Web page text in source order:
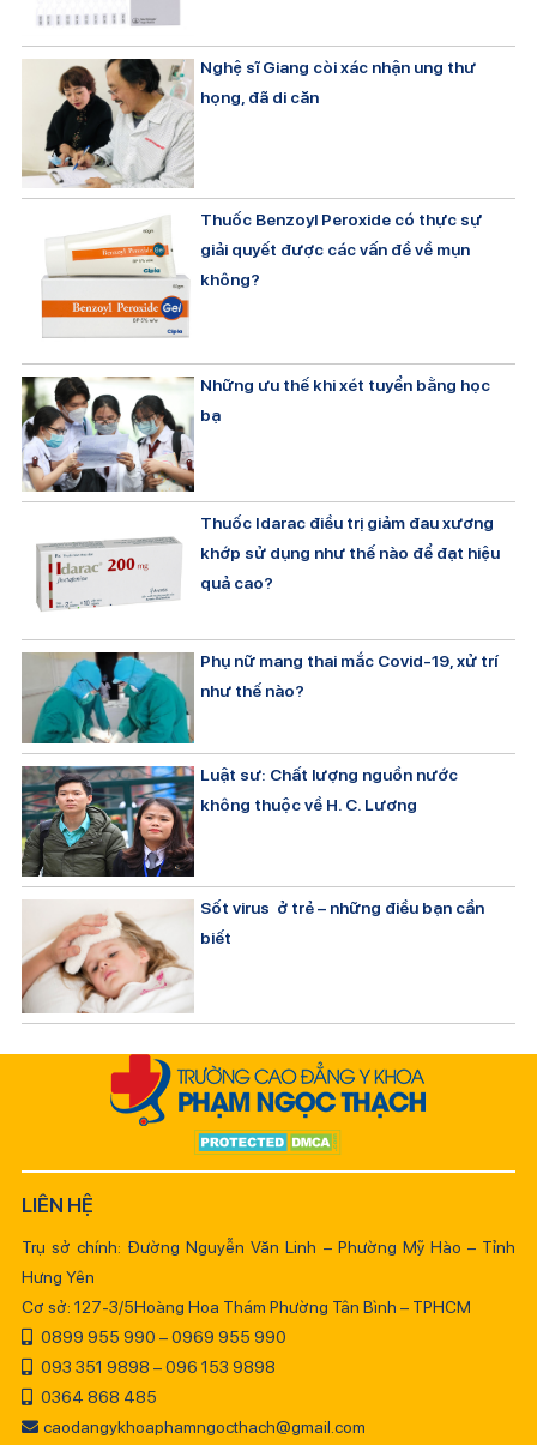
Nghệ sĩ Giang còi xác nhận ung thư
họng, đã di căn
Thuốc Benzoyl Peroxide có thực sự
giải quyết được các vấn đề về mụn
không?
Những ưu thế khi xét tuyển bằng học
bạ
Thuốc Idarac điều trị giảm đau xương
khớp sử dụng như thế nào để đạt hiệu
quả cao?
Phụ nữ mang thai mắc Covid-19, xử trí
như thế nào?
Luật sư: Chất lượng nguồn nước
không thuộc về H. C. Lương
Sốt virus ở trẻ – những điều bạn cần
biết
LIÊN HỆ
Trụ sở chính: Đường Nguyễn Văn Linh – Phường Mỹ Hào – Tỉnh
Hưng Yên
Cơ sở: 127-3/5Hoàng Hoa Thám Phường Tân Bình – TPHCM
0899 955 990 – 0969 955 990
093 351 9898 – 096 153 9898
0364 868 485
caodangykhoaphamngocthach@gmail.com